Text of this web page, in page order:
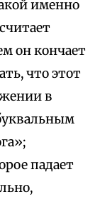
именно
он кончает
что этот
в
падает